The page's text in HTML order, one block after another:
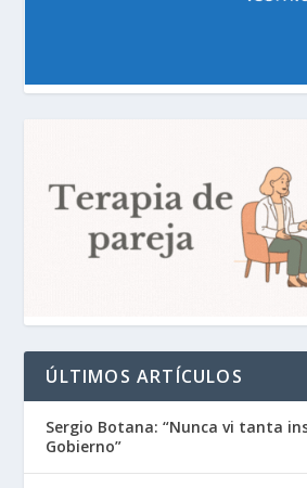
ÚLTIMOS ARTÍCULOS
Sergio Botana: “Nunca vi tanta
Gobierno”